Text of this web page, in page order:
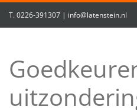
T.0226-391307 | info@latenstein.nl